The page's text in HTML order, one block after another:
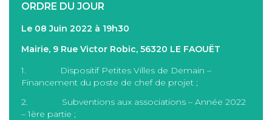
ORDRE DU JOUR
Le 08 Juin 2022 à 19h30
Mairie, 9 Rue Victor Robic, 56320 LE FAOUËT
1. Dispositif Petites Villes de Demain –
Financement du poste de chef de projet ;
2. Subventions aux associations – Année 2022
– 1ère partie ;